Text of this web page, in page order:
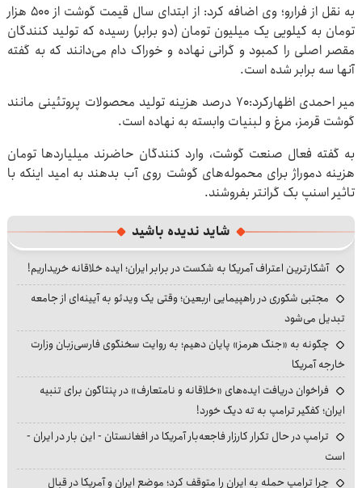
به نقل از فرارو؛ وی اضافه کرد: از ابتدای سال قیمت گوشت از ۵۰۰ هزار
تومان به کیلویی یک میلیون تومان (دو برابر) رسیده که تولید کنندگان
مقصر اصلی را کمبود و گرانی نهاده و خوراک دام می‌دانند که به گفته
آنها سه برابر شده است.
میر احمدی اظهارکرد:۷۰ درصد هزینه تولید محصولات پروتئینی مانند
گوشت قرمز، مرغ و لبنیات وابسته به نهاده است.
به گفته فعال صنعت گوشت، وارد کنندگان حاضرند میلیاردها تومان
هزینه دموراژ برای محموله‌های گوشت روی آب بدهند به امید اینکه با
تاثیر اسنپ بک گرانتر بفروشند.
شاید ندیده باشید
آشکارترین اعتراف آمریکا به شکست در برابر ایران؛ ایده خلاقانه خریداریم!
مجتبی شکوری در راهپیمایی اربعین؛ وقتی یک ویدئو به آیینه‌ای از جامعه
تبدیل می‌شود
چگونه به «جنگ هرمز» پایان دهیم؛ به روایت سخنگوی فارسی‌زبان وزارت
خارجه آمریکا
فراخوان دریافت ایده‌های «خلاقانه و نامتعارف» در پنتاگون برای تنبیه
ایران؛ کفگیر ترامپ به ته دیگ خورد!
ترامپ در حال تکرار کارزار فاجعه‌بار آمریکا در افغانستان - این بار در ایران -
است
چرا ترامپ حمله به ایران را متوقف کرد؛ موضع ایران و آمریکا در قبال